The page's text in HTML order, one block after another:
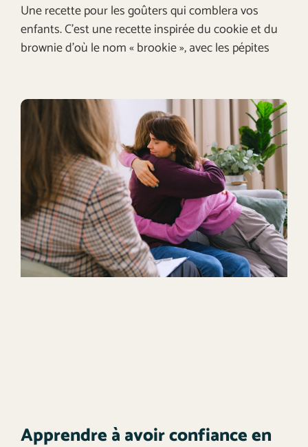
Une recette pour les goûters qui comblera vos
enfants. C’est une recette inspirée du cookie et du
brownie d’où le nom « brookie », avec les pépites
Apprendre à avoir confiance en